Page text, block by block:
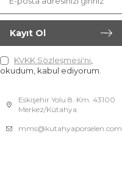
Kayıt Ol
KVKK Sözleşmesi'ni
okudum, kabul ediyorum.
Eskişehir Yolu 8. Km. 43100
Merkez/Kütahya
mms@kutahyaporselen.com